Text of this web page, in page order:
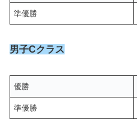
準優勝
男子Cクラス
優勝
準優勝